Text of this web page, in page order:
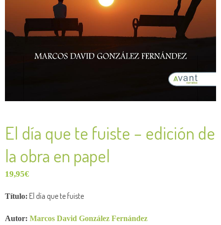
El día que te fuiste – edición de
la obra en papel
19,95€
Título: El día que te fuiste
Autor: Marcos David González Fernández